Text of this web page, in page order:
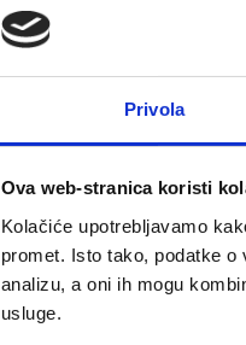
Privola
Ova web-stranica koristi
Kolačiće upotrebljavamo
promet. Isto tako, podatke
analizu, a oni ih mogu
usluge.